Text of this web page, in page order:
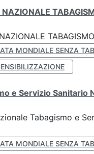
MONDIALE SENZA
e Servizio Sanitario
Tabagismo e
MONDIALE SENZA